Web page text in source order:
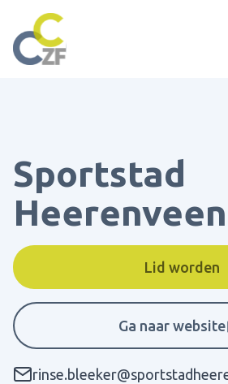
Sportstad
Lid worden
Ga naar website